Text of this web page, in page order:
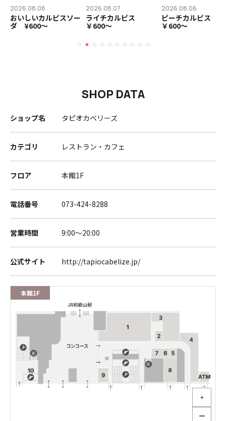
2026.08.08
おいしいカルピスソー
ダ ¥600〜
2026.08.07
ライチカルピス
￥600〜
2026.08.06
ピーチカルピス
￥600〜
SHOP DATA
ショップ名 タピオカベリーズ
カテゴリ レストラン・カフェ
フロア 本館1F
電話番号 073-424-8288
営業時間 9:00～20:00
公式サイト http://tapiocabelize.jp/
本館1F
＋
ー